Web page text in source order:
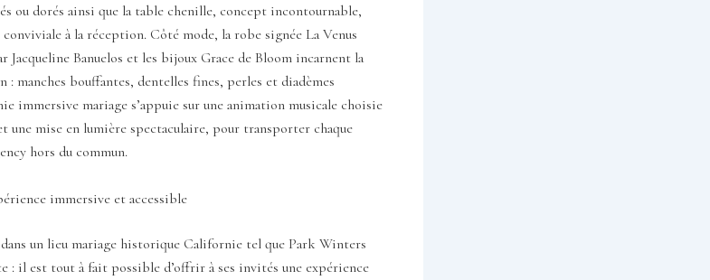
ou dorés ainsi que la table chenille, concept incontournable,
à la réception. Côté mode, la robe signée La Venus
Banuelos et les bijoux Grace de Bloom incarnent la
manches bouffantes, dentelles fines, perles et diadèmes
immersive mariage s’appuie sur une animation musicale choisie
une mise en lumière spectaculaire, pour transporter chaque
hors du commun.
immersive et accessible
un lieu mariage historique Californie tel que Park Winters
: il est tout à fait possible d’offrir à ses invités une expérience